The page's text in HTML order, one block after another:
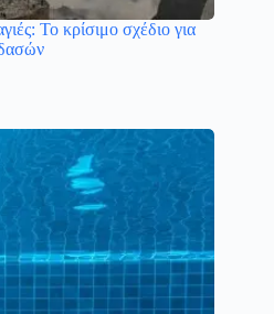
Το κρίσιμο σχέδιο για